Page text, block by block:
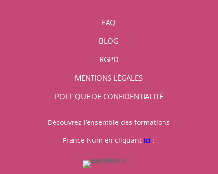
FAQ
BLOG
RGPD
MENTIONS LÉGALES
POLITQUE DE CONFIDENTIALITÉ
Découvrez l’ensemble des formations
France Num en cliquant ici :